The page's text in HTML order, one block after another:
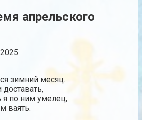
апрельского
зимний месяц.
по ним умелец,
ваять.